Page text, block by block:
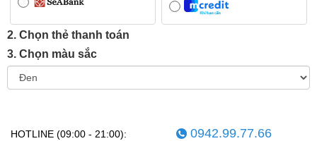
2. Chọn thẻ thanh toán
3. Chọn màu sắc
HOTLINE (09:00 - 21:00): 0942.99.77.66